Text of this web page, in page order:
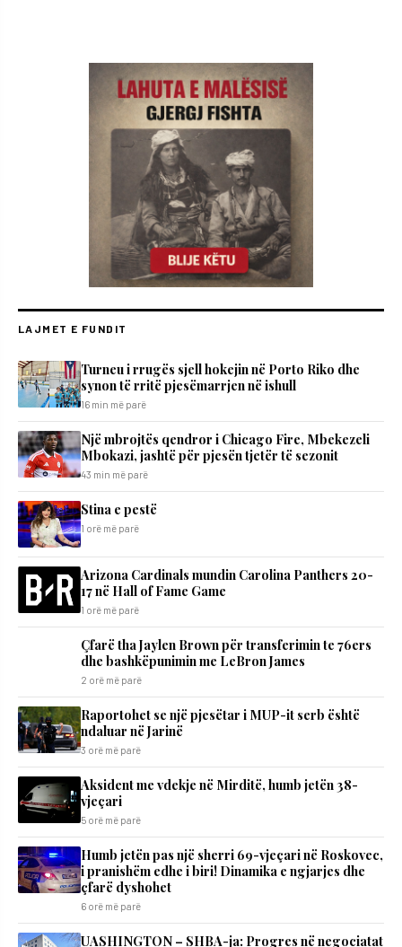
LAJMET E FUNDIT
Turneu i rrugës sjell hokejin në Porto Riko dhe
synon të rritë pjesëmarrjen në ishull
16 min më parë
Një mbrojtës qendror i Chicago Fire, Mbekezeli
Mbokazi, jashtë për pjesën tjetër të sezonit
43 min më parë
Stina e pestë
1 orë më parë
Arizona Cardinals mundin Carolina Panthers 20-
17 në Hall of Fame Game
1 orë më parë
Çfarë tha Jaylen Brown për transferimin te 76ers
dhe bashkëpunimin me LeBron James
2 orë më parë
Raportohet se një pjesëtar i MUP-it serb është
ndaluar në Jarinë
3 orë më parë
Aksident me vdekje në Mirditë, humb jetën 38-
vjeçari
5 orë më parë
Humb jetën pas një sherri 69-vjeçari në Roskovec,
i pranishëm edhe i biri! Dinamika e ngjarjes dhe
çfarë dyshohet
6 orë më parë
UASHINGTON – SHBA-ja: Progres në negociatat